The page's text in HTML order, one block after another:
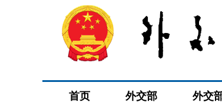
首页 外交部 外交